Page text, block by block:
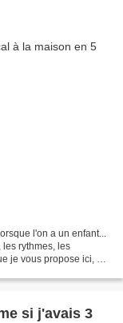
l'on a un enfant...
les rythmes, les
je vous propose ici, ce
si j'avais 3